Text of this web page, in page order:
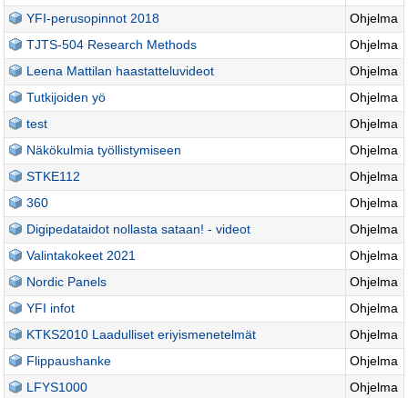
YFI-perusopinnot 2018
Ohjelma
TJTS-504 Research Methods
Ohjelma
Leena Mattilan haastatteluvideot
Ohjelma
Tutkijoiden yö
Ohjelma
test
Ohjelma
Näkökulmia työllistymiseen
Ohjelma
STKE112
Ohjelma
360
Ohjelma
Digipedataidot nollasta sataan! - videot
Ohjelma
Valintakokeet 2021
Ohjelma
Nordic Panels
Ohjelma
YFI infot
Ohjelma
KTKS2010 Laadulliset eriyismenetelmät
Ohjelma
Flippaushanke
Ohjelma
LFYS1000
Ohjelma